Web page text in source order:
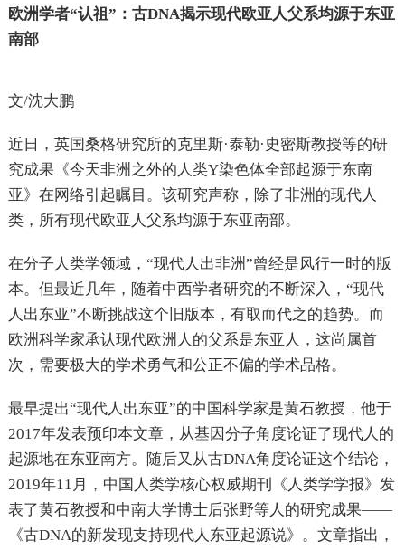
欧洲学者“认祖”：古DNA揭示现代欧亚人父系均源于东亚
南部
文/沈大鹏
近日，英国桑格研究所的克里斯·泰勒·史密斯教授等的研
究成果《今天非洲之外的人类Y染色体全部起源于东南
亚》在网络引起瞩目。该研究声称，除了非洲的现代人
类，所有现代欧亚人父系均源于东亚南部。
在分子人类学领域，“现代人出非洲”曾经是风行一时的版
本。但最近几年，随着中西学者研究的不断深入，“现代
人出东亚”不断挑战这个旧版本，有取而代之的趋势。而
欧洲科学家承认现代欧洲人的父系是东亚人，这尚属首
次，需要极大的学术勇气和公正不偏的学术品格。
最早提出“现代人出东亚”的中国科学家是黄石教授，他于
2017年发表预印本文章，从基因分子角度论证了现代人的
起源地在东亚南方。随后又从古DNA角度论证这个结论，
2019年11月，中国人类学核心权威期刊《人类学学报》发
表了黄石教授和中南大学博士后张野等人的研究成果——
《古DNA的新发现支持现代人东亚起源说》。文章指出，